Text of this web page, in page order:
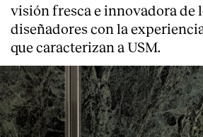
visión fresca e innovadora de
diseñadores con la
que caracterizan a USM.